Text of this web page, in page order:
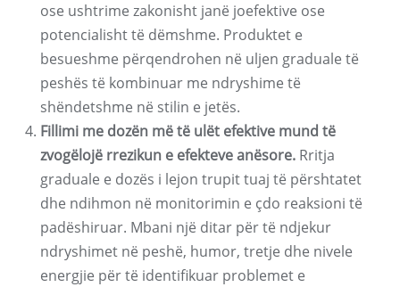
ose ushtrime zakonisht janë joefektive ose
potencialisht të dëmshme. Produktet e
besueshme përqendrohen në uljen graduale të
peshës të kombinuar me ndryshime të
shëndetshme në stilin e jetës.
Fillimi me dozën më të ulët efektive mund të
zvogëlojë rrezikun e efekteve anësore. Rritja
graduale e dozës i lejon trupit tuaj të përshtatet
dhe ndihmon në monitorimin e çdo reaksioni të
padëshiruar. Mbani një ditar për të ndjekur
ndryshimet në peshë, humor, tretje dhe nivele
energjie për të identifikuar problemet e